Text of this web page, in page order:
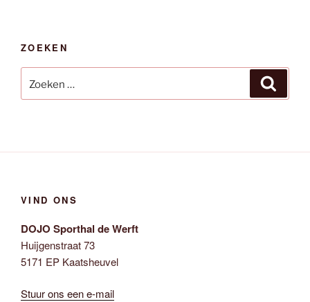
ZOEKEN
naar:
VIND ONS
DOJO Sporthal de Werft
Huijgenstraat 73
5171 EP Kaatsheuvel
Stuur ons een e-mail